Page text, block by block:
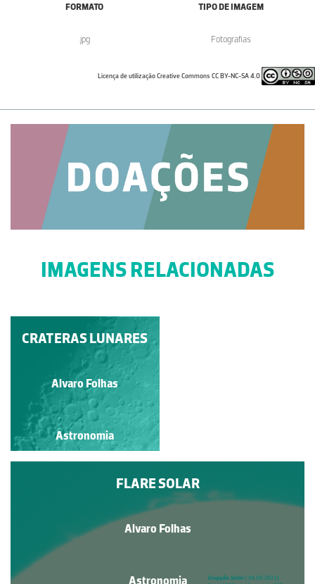
FORMATO
.jpg
TIPO DE IMAGEM
Fotografias
Licença de utilização Creative Commons CC BY-NC-SA 4.0
IMAGENS RELACIONADAS
ASTROLÁBIO
Guilherme Monteiro
Astronomia
FLARE SOLAR
Alvaro Folhas
Astronomia
CRATERAS LUNARES
Alvaro Folhas
Astronomia